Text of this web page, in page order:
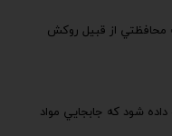
محافظتي از قبيل روكش
شود كه جابجايي مواد